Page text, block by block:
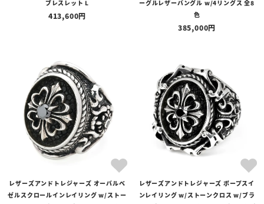
ブレスレット L
413,600
ーグルレザーバングル w/4リングス 全8
色
385,000
レザーズアンドトレジャーズ オーバルベ
ゼルスクロールインレイリング w/ストー
レザーズアンドトレジャーズ ポープスイ
ンレイリング w/ストーンクロス w/ブラ